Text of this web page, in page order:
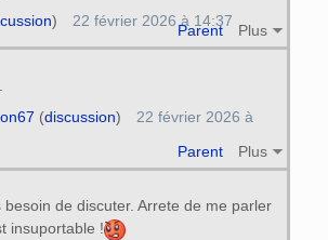
Parent Plus
) 22 février 2026 à 14:37
Parent Plus
(discussion)
22 février 2026 à
besoin de discuter. Arrete de me parler
insuportable !